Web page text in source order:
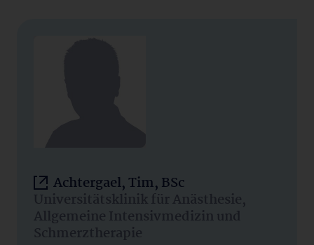
Achtergael, Tim, BSc
Universitätsklinik für Anästhesie,
Allgemeine Intensivmedizin und
Schmerztherapie